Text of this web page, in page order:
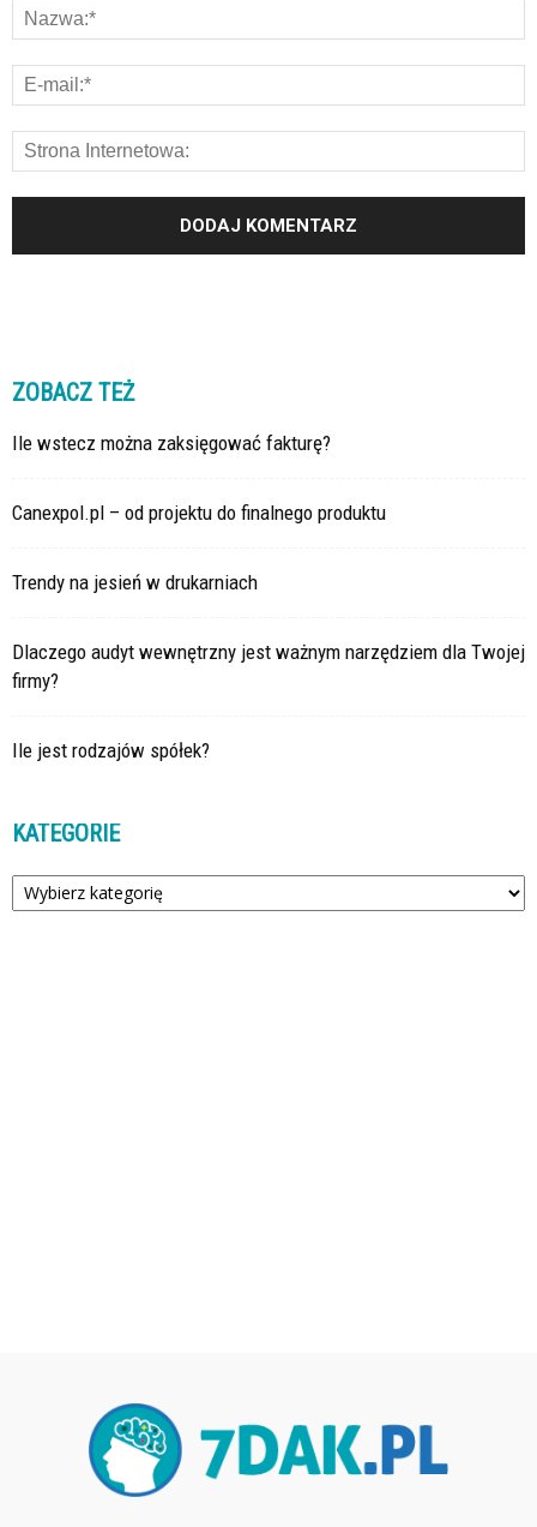
ZOBACZ TEŻ
Ile wstecz można zaksięgować fakturę?
Canexpol.pl – od projektu do finalnego produktu
Trendy na jesień w drukarniach
Dlaczego audyt wewnętrzny jest ważnym narzędziem dla Twojej
firmy?
Ile jest rodzajów spółek?
KATEGORIE
Kategorie